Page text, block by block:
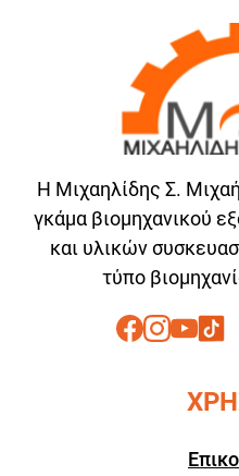
Η Μιχαηλίδης Σ.
γκάμα βιομηχανικού
και υλικών
τύπο